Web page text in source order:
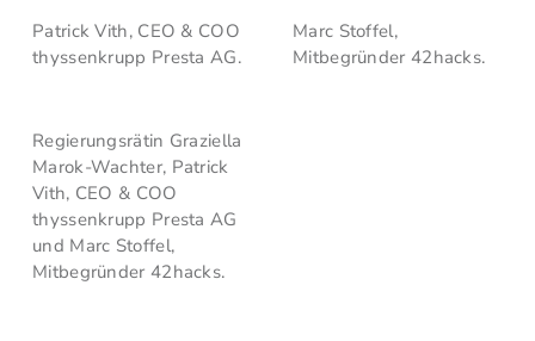
Patrick Vith, CEO & COO
thyssenkrupp Presta AG.
Marc Stoffel,
Mitbegründer 42hacks.
Regierungsrätin Graziella
Marok-Wachter, Patrick
Vith, CEO & COO
thyssenkrupp Presta AG
und Marc Stoffel,
Mitbegründer 42hacks.